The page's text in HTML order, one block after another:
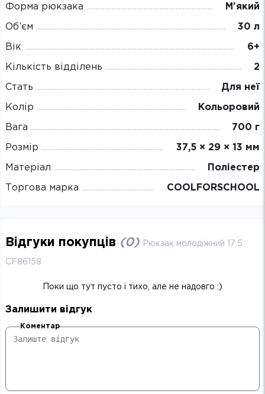
Форма рюкзака М'який
Об’єм 30 л
Вік 6+
Кількість відділень 2
Стать Для неї
Колір Кольоровий
Вага 700 г
Розмір 37,5 × 29 × 13 мм
Матеріал Поліестер
Торгова марка COOLFORSCHOOL
Відгуки покупців (0) Рюкзак молодіжний 17.5
CF86158
Поки що тут пусто і тихо, але не надовго :)
Залишити відгук
Коментар